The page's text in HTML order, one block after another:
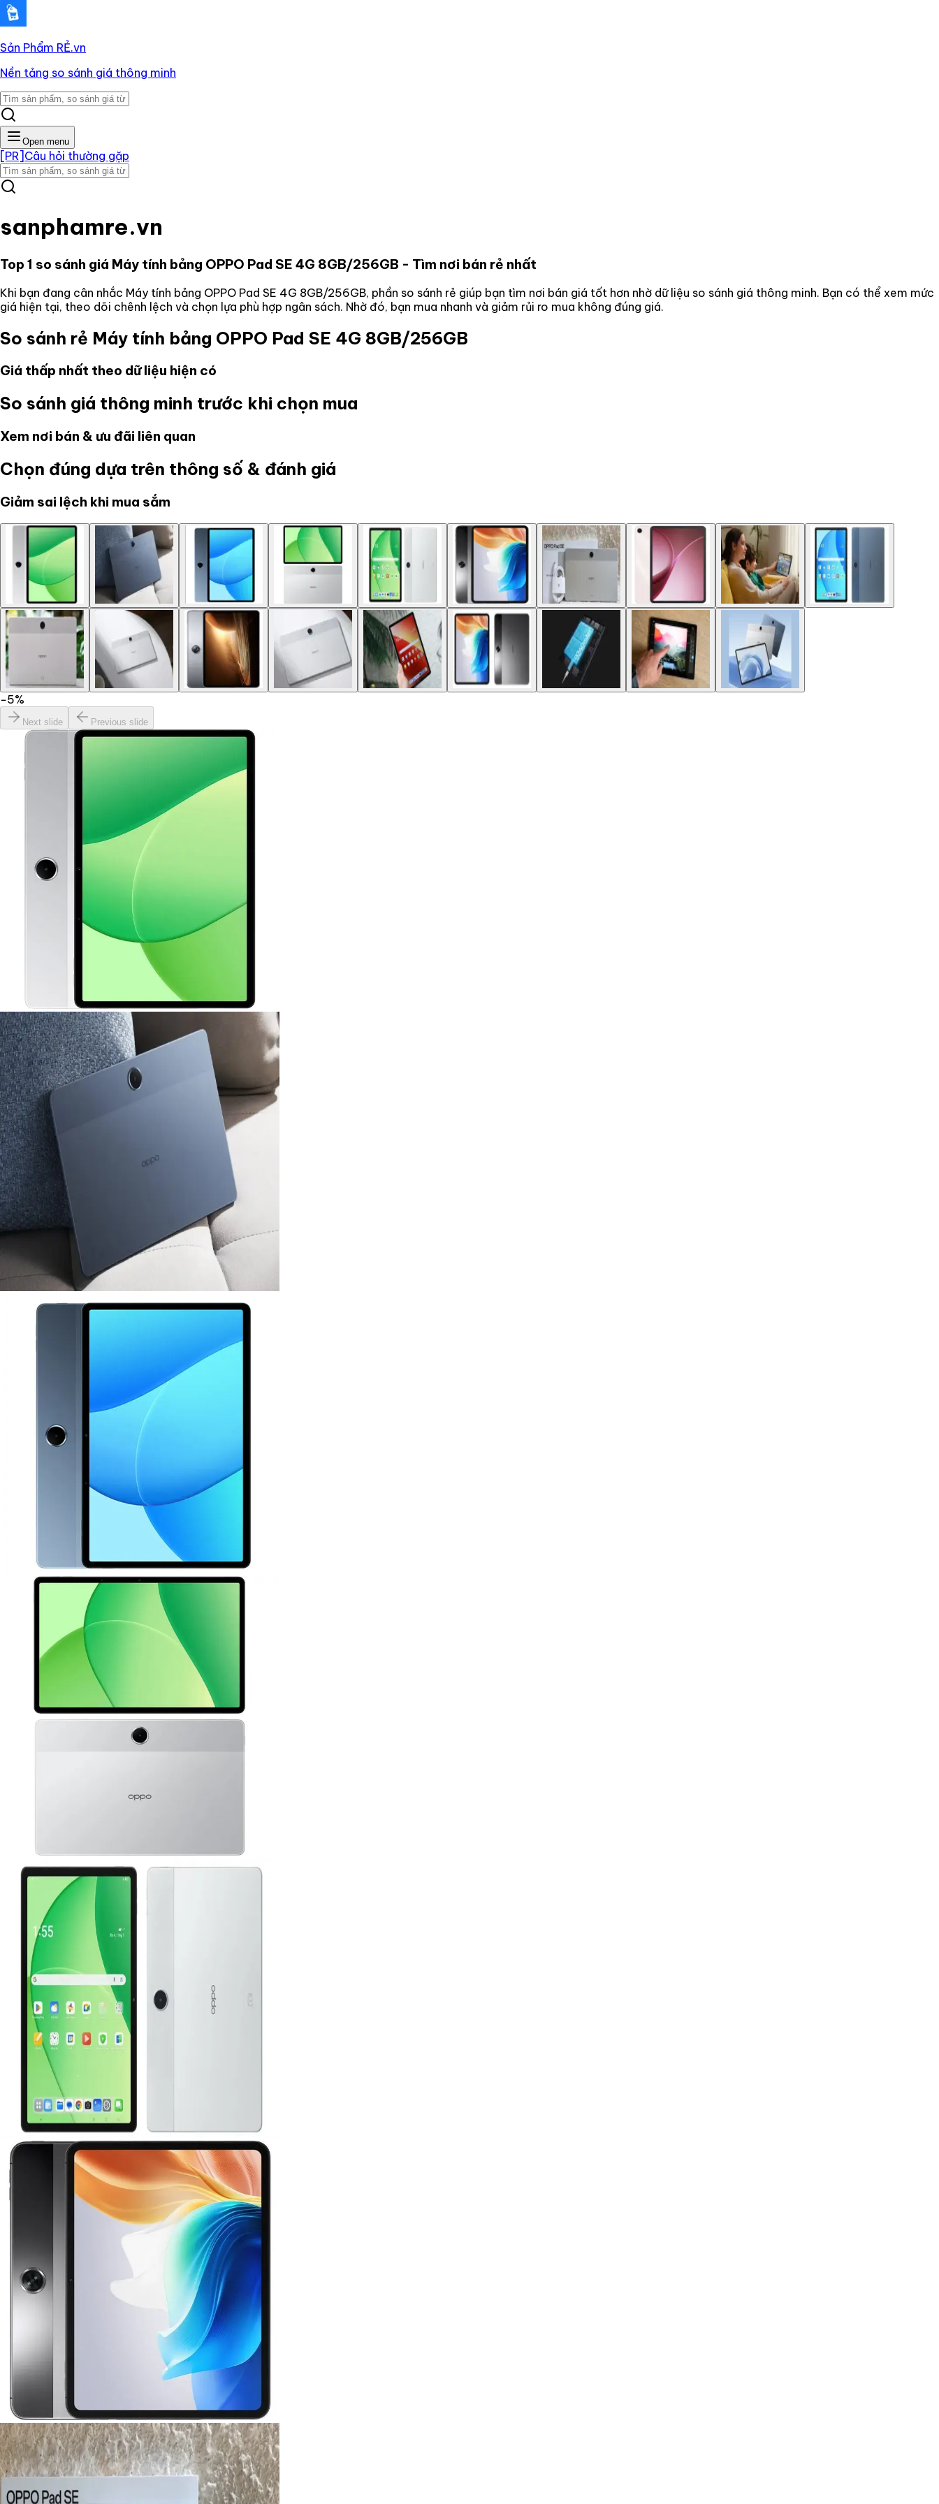
Sản Phẩm RẺ.vn
Nền tảng so sánh giá thông minh
Open menu
[PR] Câu hỏi thường gặp
sanphamre.vn
Top 1 so sánh giá Máy tính bảng OPPO Pad SE 4G 8GB/256GB - Tìm nơi bán rẻ nhất
Khi bạn đang cân nhắc Máy tính bảng OPPO Pad SE 4G 8GB/256GB, phần so sánh rẻ giúp bạn tìm nơi bán giá tốt hơn nhờ dữ liệu so sánh giá thông minh. Bạn có thể xem mức
giá hiện tại, theo dõi chênh lệch và chọn lựa phù hợp ngân sách. Nhờ đó, bạn mua nhanh và giảm rủi ro mua không đúng giá.
So sánh rẻ Máy tính bảng OPPO Pad SE 4G 8GB/256GB
Giá thấp nhất theo dữ liệu hiện có
So sánh giá thông minh trước khi chọn mua
Xem nơi bán & ưu đãi liên quan
Chọn đúng dựa trên thông số & đánh giá
Giảm sai lệch khi mua sắm
−5%
Next slide Previous slide